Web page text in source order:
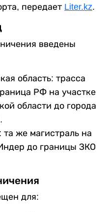
передает Liter.kz.
введены
область: трасса
РФ на участке
области до города
та же магистраль на
до границы ЗКО
для: